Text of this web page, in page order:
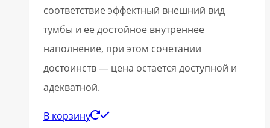
соответствие эффектный внешний вид
тумбы и ее достойное внутреннее
наполнение, при этом сочетании
достоинств — цена остается доступной и
адекватной.
В корзину